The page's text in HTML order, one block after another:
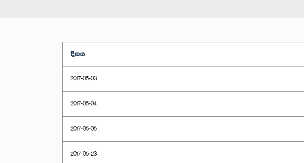
දිනය
2017-05-03
2017-05-04
2017-05-05
2017-05-23